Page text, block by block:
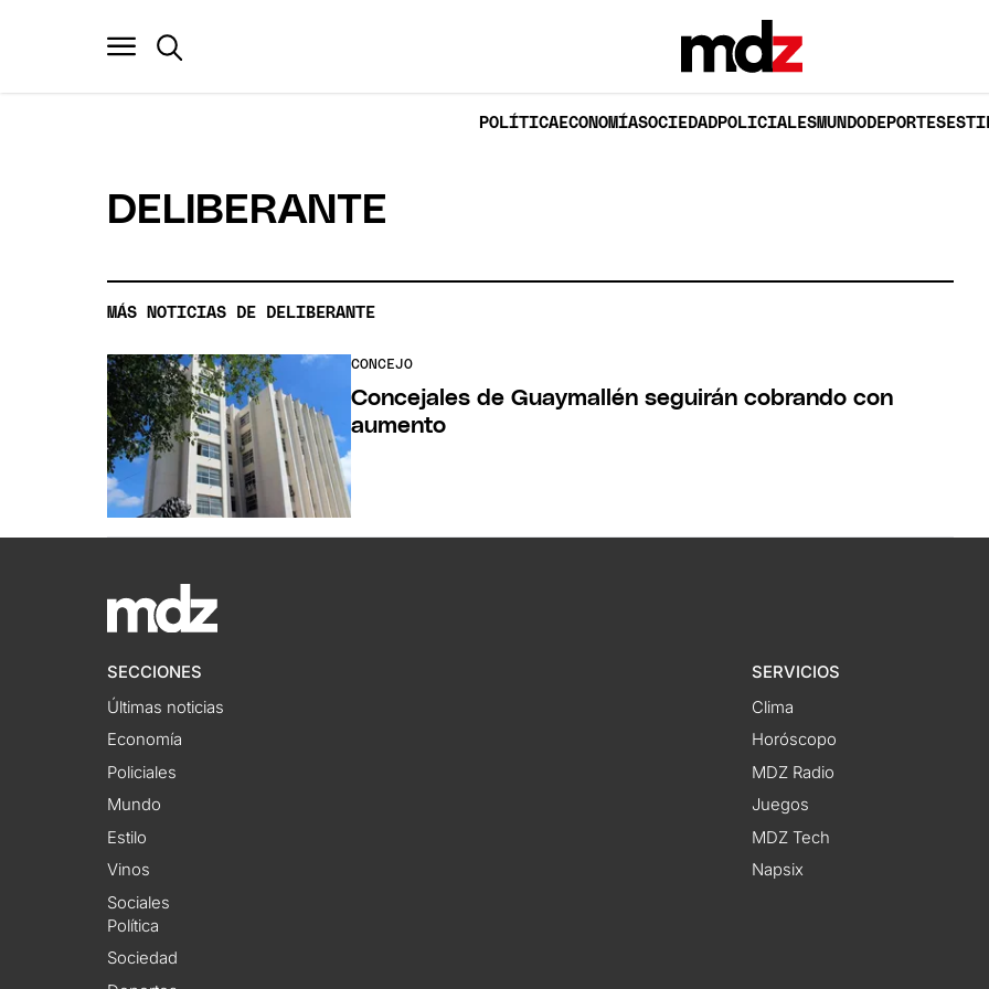
POLÍTICAECONOMÍASOCIEDADPOLICIALESMUNDODEPORTES
DELIBERANTE
MÁS NOTICIAS DE DELIBERANTE
CONCEJO
Concejales de Guaymallén seguirán cobrando con
aumento
SECCIONES
Últimas noticias
Economía
Policiales
Mundo
Estilo
Vinos
Sociales
Política
Sociedad
SERVICIOS
Clima
Horóscopo
MDZ Radio
Juegos
MDZ Tech
Napsix